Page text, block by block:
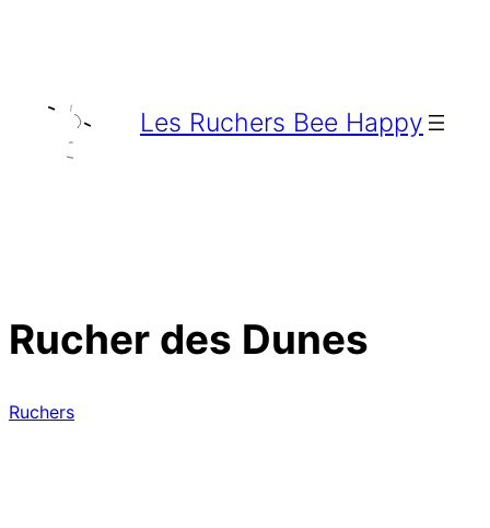
Les Ruchers Bee Happy
Rucher des Dunes
Ruchers